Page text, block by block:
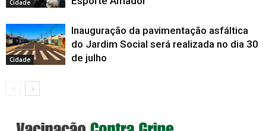
Cidade
Cidade
Inauguração da pavimentação asfáltica
do Jardim Social será realizada no dia 30
de julho